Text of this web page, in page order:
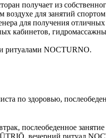
получает из
для занятий
для получения отличных
кабинетов,
ритуалами NOCTURNO.
по здоровью,
послеобеденное
вечерний ритуал